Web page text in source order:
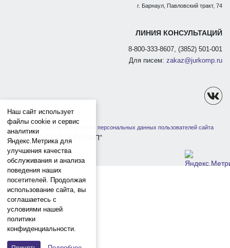
г. Барнаул, Павловский тракт, 74
ЛИНИЯ КОНСУЛЬТАЦИЙ
8-800-333-8607, (3852) 501-001
Для писем: zakaz@jurkomp.ru
Политика защиты и обработки персональных данных пользователей сайта
1991-2026 ООО "ЮРКОМП"
Наш сайт использует
файлы cookie и сервис
аналитики
Яндекс.Метрика для
улучшения качества
обслуживания и анализа
поведения наших
посетителей. Продолжая
использование сайта, вы
соглашаетесь с
условиями нашей
политики
конфиденциальности.